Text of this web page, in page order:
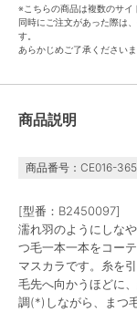
※こちらの商品は複数のサイ
同時にご注文があった際は
す。
あらかじめご了承くださいま
商品説明
商品番号：CE016-
[型番：B2450097]
濡れ羽のようにしな
つ毛一本一本をコー
マスカラです。糸を
毛先へ向かうほどに
調(*)しながら、まつ